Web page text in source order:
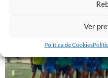
Ver
Política de Cookies